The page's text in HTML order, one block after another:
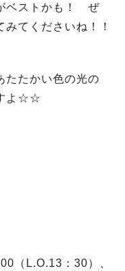
ベストかも！ ぜ
てくださいね！！
たたかい色の光の
よ☆☆
（L.O.13：30）、